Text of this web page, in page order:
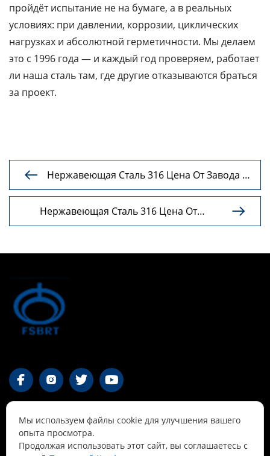
пройдёт испытание не на бумаге, а в реальных
условиях: при давлении, коррозии, циклических
нагрузках и абсолютной герметичности. Мы делаем
это с 1996 года — и каждый год проверяем, работает
ли наша сталь там, где другие отказываются браться
за проект.

Нержавеющая Сталь 316 Цена От Завода —
Выгодные Оптовые Поставки
Нержавеющая Сталь 316 Цена От
Поставщика С Доставкой

   
Контакты
Мы используем файлы cookie для улучшения вашего
опыта просмотра.
Продолжая использовать этот сайт, вы соглашаетесь с